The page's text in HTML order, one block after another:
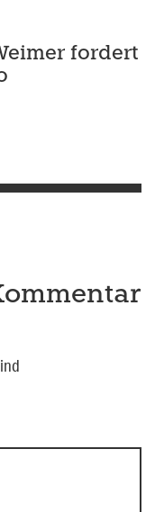
fordert